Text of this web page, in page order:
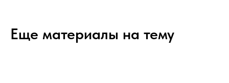
Еще материалы на тему